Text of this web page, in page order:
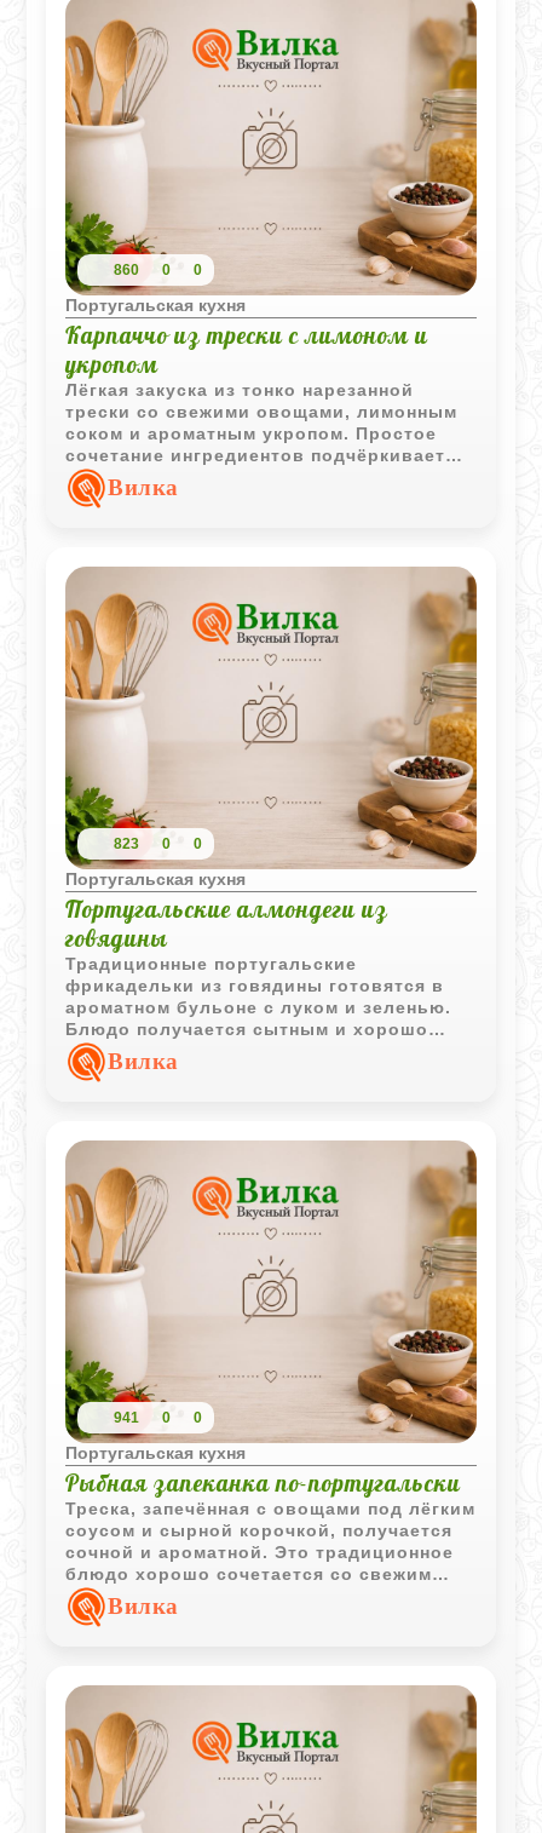
860 0 0
Португальская кухня
Карпаччо из трески с лимоном и
укропом
Лёгкая закуска из тонко нарезанной
трески со свежими овощами, лимонным
соком и ароматным укропом. Простое
сочетание ингредиентов подчёркивает
натуральный вкус рыбы и делает блюдо
особенно свежим.
Вилка
823 0 0
Португальская кухня
Португальские алмондеги из
говядины
Традиционные португальские
фрикадельки из говядины готовятся в
ароматном бульоне с луком и зеленью.
Блюдо получается сытным и хорошо
сочетается с картофельным пюре или
другими простыми гарнирами.
Вилка
941 0 0
Португальская кухня
Рыбная запеканка по-португальски
Треска, запечённая с овощами под лёгким
соусом и сырной корочкой, получается
сочной и ароматной. Это традиционное
блюдо хорошо сочетается со свежим
салатом и белым хлебом.
Вилка